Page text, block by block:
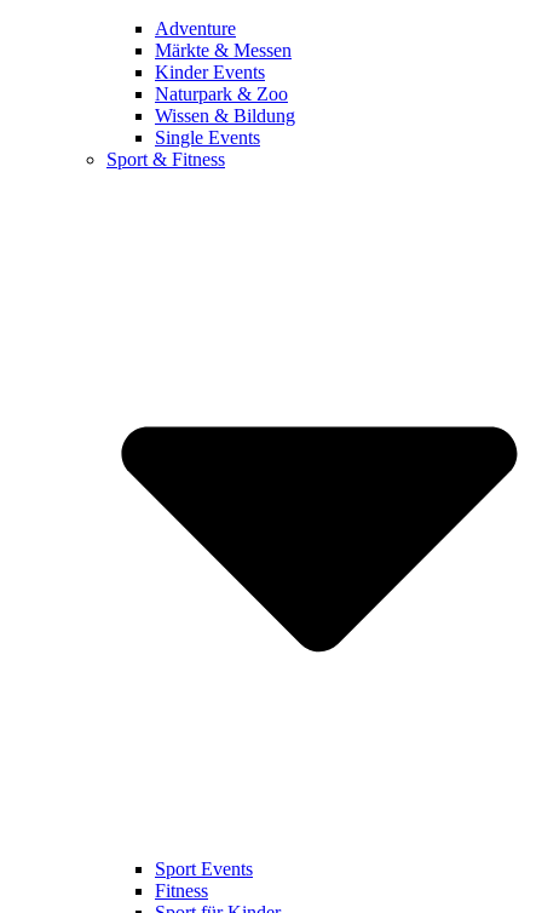
Adventure
Märkte & Messen
Kinder Events
Naturpark & Zoo
Wissen & Bildung
Single Events
Sport & Fitness
Sport Events
Fitness